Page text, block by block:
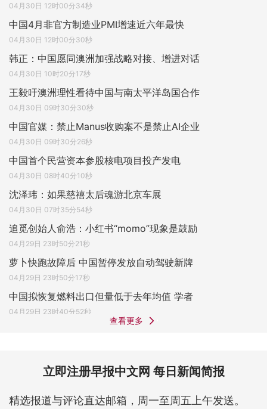
04月30日 12时00分34秒
中国4月非官方制造业PMI增速近六年最快
04月30日 12时00分30秒
韩正：中国愿同澳洲加强战略对接、增进对话
04月30日 10时20分17秒
王毅吁澳洲理性看待中国与南太平洋岛国合作
04月30日 09时30分30秒
中国官媒：禁止Manus收购案不是禁止AI企业
04月30日 09时30分26秒
中国首个民营资本参股核电项目投产发电
04月30日 08时40分10秒
沈泽玮：如果慈禧太后魂游北京车展
04月30日 07时35分54秒
追觅创始人俞浩：小红书“momo”现象是鼓励
04月29日 23时50分21秒
萝卜快跑故障后 中国暂停发放自动驾驶新牌
04月29日 23时50分17秒
中国拟恢复燃料出口但量低于去年均值 学者
04月29日 23时40分52秒
查看更多
立即注册早报中文网 每日新闻简报
精选报道与评论直达邮箱，周一至周五上午发送。